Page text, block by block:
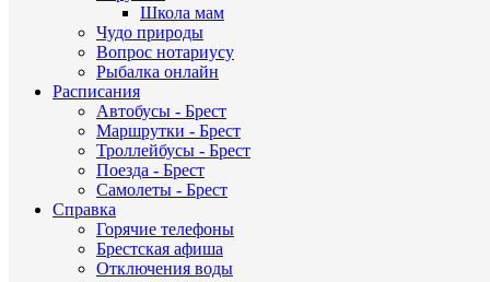
Школа мам
Чудо природы
Вопрос нотариусу
Рыбалка онлайн
Расписания
Автобусы - Брест
Маршрутки - Брест
Троллейбусы - Брест
Поезда - Брест
Самолеты - Брест
Справка
Горячие телефоны
Брестская афиша
Отключения воды